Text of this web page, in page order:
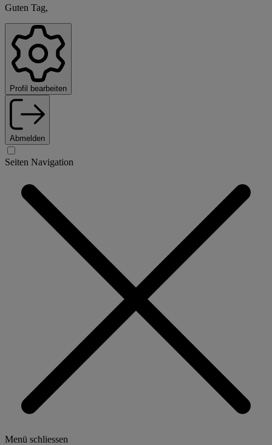
Guten Tag,
Profil bearbeiten
Abmelden
Seiten Navigation
Menü schliessen